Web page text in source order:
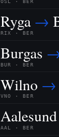
OSL · BER
Ryga →
RIX · BER
Burgas
BUR · BER
Wilno →
VNO · BER
Aalesund
AAL · BER